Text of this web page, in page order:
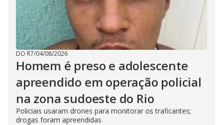
DO R7/04/08/2026
Homem é preso e adolescente
apreendido em operação policial
na zona sudoeste do Rio
Policiais usaram drones para monitorar os traficantes;
drogas foram apreendidas